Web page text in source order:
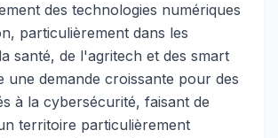
des technologies numériques
particulièrement dans les
santé, de l'agritech et des smart
une demande croissante pour des
à la cybersécurité, faisant de
territoire particulièrement